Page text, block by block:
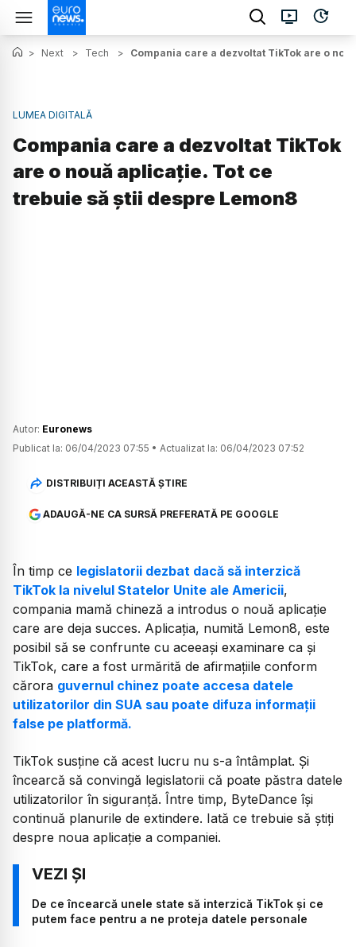
> Next > Tech > Compania care a dezvoltat TikTok are o
LUMEA DIGITALĂ
Compania care a dezvoltat TikTok
are o nouă aplicație. Tot ce
trebuie să știi despre Lemon8
Autor: Euronews
Publicat la: 06/04/2023 07:55 • Actualizat la: 06/04/2023 07:52
DISTRIBUIȚI ACEASTĂ ȘTIRE
ADAUGĂ-NE CA SURSĂ PREFERATĂ PE GOOGLE
În timp ce legislatorii dezbat dacă să interzică
TikTok la nivelul Statelor Unite ale Americii,
compania mamă chineză a introdus o nouă aplicație
care are deja succes. Aplicația, numită Lemon8, este
posibil să se confrunte cu aceeași examinare ca și
TikTok, care a fost urmărită de afirmațiile conform
cărora guvernul chinez poate accesa datele
utilizatorilor din SUA sau poate difuza informații
false pe platformă.
TikTok susține că acest lucru nu s-a întâmplat. Și
încearcă să convingă legislatorii că poate păstra datele
utilizatorilor în siguranță. Între timp, ByteDance își
continuă planurile de extindere. Iată ce trebuie să știți
despre noua aplicație a companiei.
De ce încearcă unele state să interzică TikTok și ce
putem face pentru a ne proteja datele personale